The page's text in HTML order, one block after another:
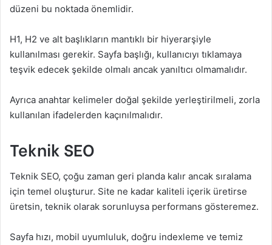
düzeni bu noktada önemlidir.
H1, H2 ve alt başlıkların mantıklı bir hiyerarşiyle
kullanılması gerekir. Sayfa başlığı, kullanıcıyı tıklamaya
teşvik edecek şekilde olmalı ancak yanıltıcı olmamalıdır.
Ayrıca anahtar kelimeler doğal şekilde yerleştirilmeli, zorla
kullanılan ifadelerden kaçınılmalıdır.
Teknik SEO
Teknik SEO, çoğu zaman geri planda kalır ancak sıralama
için temel oluşturur. Site ne kadar kaliteli içerik üretirse
üretsin, teknik olarak sorunluysa performans gösteremez.
Sayfa hızı, mobil uyumluluk, doğru indexleme ve temiz